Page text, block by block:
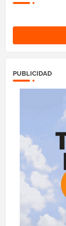
PUBLICIDAD